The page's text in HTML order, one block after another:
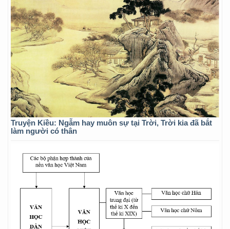
Truyện Kiều: Ngẫm hay muôn sự tại Trời, Trời kia đã bắt
làm người có thân